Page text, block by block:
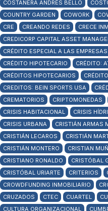
COSTANERA ANDRÉS BELLO
COUNTRY GARDEN
COWORK
CRE
CREANDO REDES CRECE
CREDICORP CAPITAL ASSET
CRÉDITO ESPECIAL A LAS
CRÉDITO HIPOTECARIO
CRÉDITO:
CRÉDITOS HIPOTECARIOS
CREDITOS: BEIN SPORTS USA
CREMATORIOS
CRIPTOMONEDAS
CRISIS HABITACIONAL
CRISIS
CRISIS URBANA
CRISTIÁN ARMAS
CRISTIÁN LECAROS
CRISTIÁN
CRISTIÁN MONTERO
CRISTIAN
CRISTIANO RONALDO
CRISTÓBAL
CRISTÓBAL URIARTE
CRITERIOS
CROWDFUNDING INMOBILIARIO
CRUZADOS
CTEC CUARTEL
CULTURA ORGANIZACIONAL